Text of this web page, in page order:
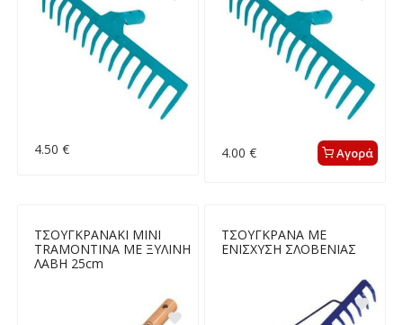
4.50 € 4.00 € Αγορά
ΤΣΟΥΓΚΡΑΝΑΚΙ ΜΙΝΙ
TRAMONTINA ΜΕ ΞΥΛΙΝΗ
ΛΑΒΗ 25cm
ΤΣΟΥΓΚΡΑΝΑ ΜΕ
ΕΝΙΣΧΥΣΗ ΣΛΟΒΕΝΙΑΣ